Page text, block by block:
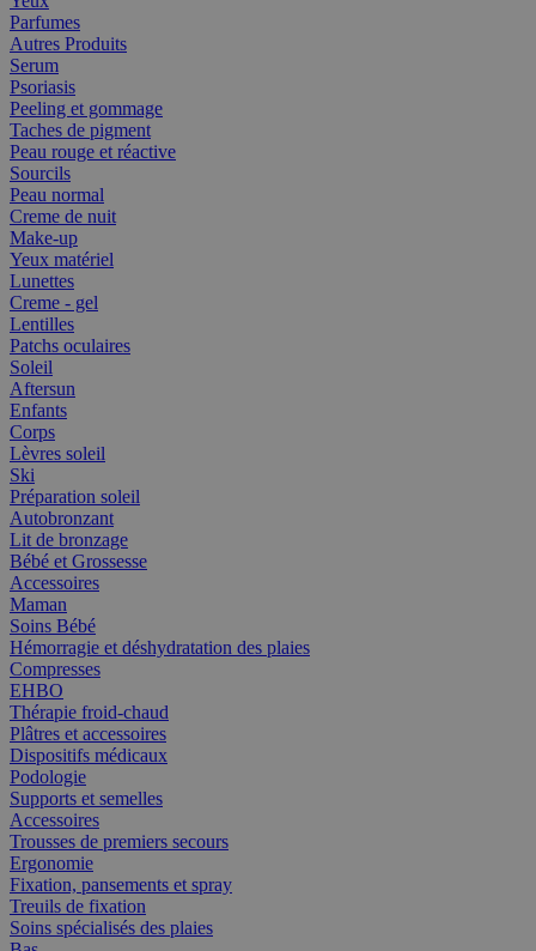
Parfumes
Autres Produits
Serum
Psoriasis
Peeling et gommage
Taches de pigment
Peau rouge et réactive
Sourcils
Peau normal
Creme de nuit
Make-up
Yeux matériel
Lunettes
Creme - gel
Lentilles
Patchs oculaires
Soleil
Aftersun
Enfants
Corps
Lèvres soleil
Ski
Préparation soleil
Autobronzant
Lit de bronzage
Bébé et Grossesse
Accessoires
Maman
Soins Bébé
Hémorragie et déshydratation des plaies
Compresses
EHBO
Thérapie froid-chaud
Plâtres et accessoires
Dispositifs médicaux
Podologie
Supports et semelles
Accessoires
Trousses de premiers secours
Ergonomie
Fixation, pansements et spray
Treuils de fixation
Soins spécialisés des plaies